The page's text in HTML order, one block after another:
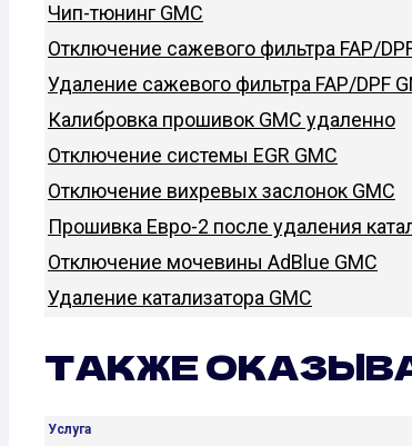
Чип-тюнинг GMC
Отключение сажевого фильтра FAP/
Удаление сажевого фильтра FAP/DPF
Калибровка прошивок GMC удаленно
Отключение системы EGR GMC
Отключение вихревых заслонок GMC
Прошивка Евро-2 после удаления
Отключение мочевины AdBlue GMC
Удаление катализатора GMC
ТАКЖЕ
Услуга